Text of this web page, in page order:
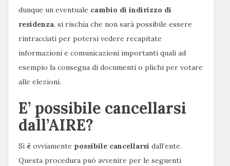
dunque un eventuale cambio di indirizzo di
residenza, si rischia che non sarà possibile essere
rintracciati per potersi vedere recapitate
informazioni e comunicazioni importanti quali ad
esempio la consegna di documenti o plichi per votare
alle elezioni.
E’ possibile cancellarsi
dall’AIRE?
Sì è ovviamente possibile cancellarsi dall’ente.
Questa procedura può avvenire per le seguenti